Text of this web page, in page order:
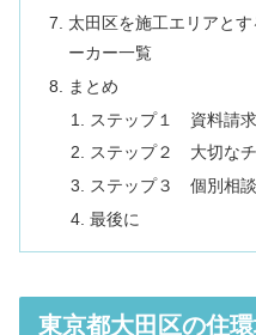
太田区を施工エリアと
ーカー一覧
まとめ
ステップ１ 資料請
ステップ２ 大切な
ステップ３ 個別相
最後に
東京都大田区の住